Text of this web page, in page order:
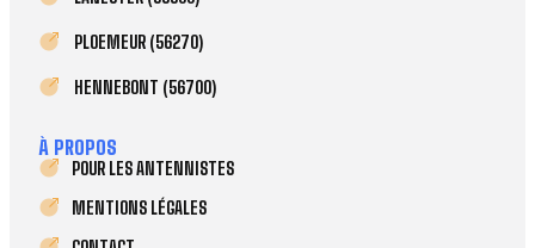
PLOEMEUR (56270)
HENNEBONT (56700)
À PROPOS
POUR LES ANTENNISTES
MENTIONS LÉGALES